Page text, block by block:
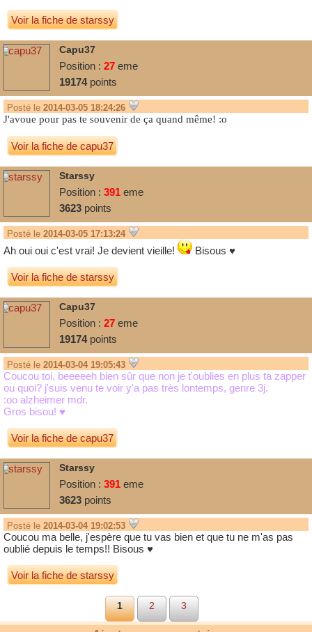
Voir la fiche de starssy
Capu37
Position : 27 eme
19174points
Posté le 2014-03-05 18:24:26
J'avoue pour pas te souvenir de ça quand même! :o
Voir la fiche de capu37
Starssy
Position : 391 eme
3623 points
Posté le 2014-03-05 17:13:24
Ah oui oui c'est vrai! Je devient vieille! Bisous ♥
Voir la fiche de starssy
Capu37
Position : 27 eme
19174points
Posté le 2014-03-04 19:05:43
Coucou toi, beeeeeh bien sûr que non je t'oublies en plus ta zapper
ou quoi? j'suis venu te voir y'a pas très lontemps, genre 3j.
:oo alzheimer mdr.
Gros bisou! ♥
Voir la fiche de capu37
Starssy
Position : 391 eme
3623 points
Posté le 2014-03-04 19:02:53
Coucou ma belle, j'espère que tu vas bien et que tu ne m'as pas
oublié depuis le temps!! Bisous ♥
Voir la fiche de starssy
1 2 3